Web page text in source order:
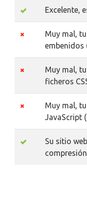
Excelente,
Muy mal,
embenidos
Muy mal,
ficheros
Muy mal,
JavaScript
Su sitio